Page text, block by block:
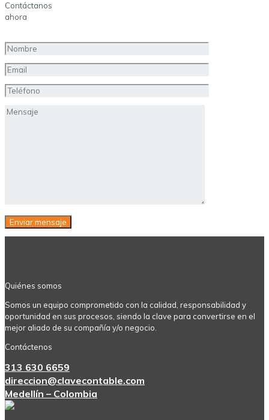
Contáctanos
ahora
Quiénes somos
Somos un equipo comprometido con la calidad, responsabilidad y
oportunidad en sus procesos, siendo la clave para convertirse en el
mejor aliado de su compañía y/o negocio.
Contáctenos
313 630 6659
direccion@clavecontable.com
Medellín – Colombia